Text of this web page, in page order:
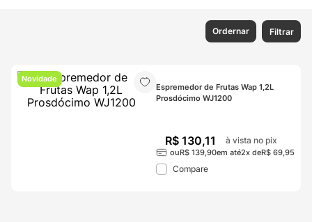
Ordernar Filtrar
Novidade
Espremedor de Frutas Wap 1,2L
Prosdócimo WJ1200
R$ 130,11 à vista no pix
ouR$ 139 90em até2x deR$ 69 95
Compare